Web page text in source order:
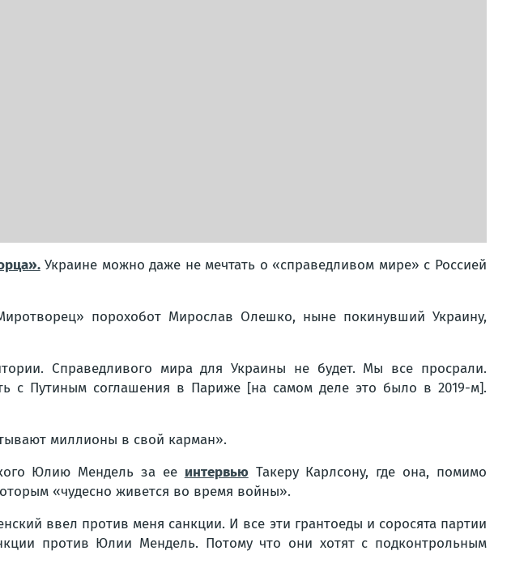
Украине можно даже не мечтать о «справедливом мире» с Россией
порохобот Мирослав Олешко, ныне покинувший Украину,
Справедливого мира для Украины не будет. Мы все просрали.
с Путиным соглашения в Париже [на самом деле это было в 2019-м].
миллионы в свой карман».
Юлию Мендель за ее интервьюТакеру Карлсону, где она, помимо
«чудесно живется во время войны».
ввел против меня санкции. И все эти грантоеды и соросята партии
против Юлии Мендель. Потому что они хотят с подконтрольным